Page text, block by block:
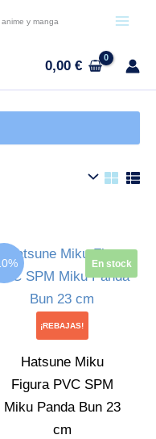
y manga
0,00€
En stock
¡REBAJAS!
Hatsune Miku
Figura PVC SPM
Miku Panda Bun 23
cm
El
precio
original
era:
99,95 €.
El
precio
actual